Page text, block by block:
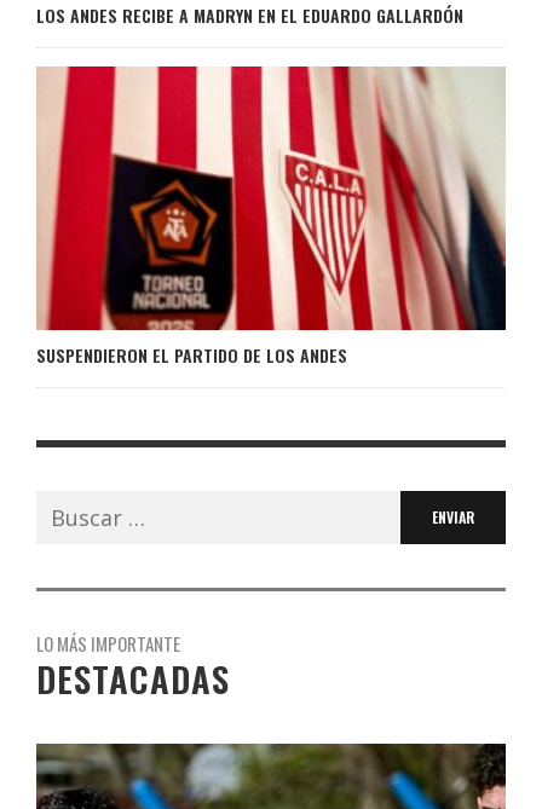
LOS ANDES RECIBE A MADRYN EN EL EDUARDO GALLARDÓN
SUSPENDIERON EL PARTIDO DE LOS ANDES
Buscar:
LO MÁS IMPORTANTE
DESTACADAS